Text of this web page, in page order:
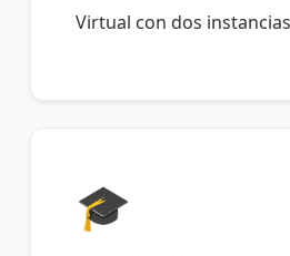
Virtual con dos
🎓